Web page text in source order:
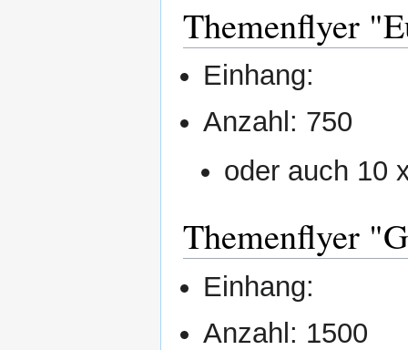
Themenflyer
Einhang:
Anzahl: 750
oder auch 10
Themenflyer
Einhang:
Anzahl: 1500